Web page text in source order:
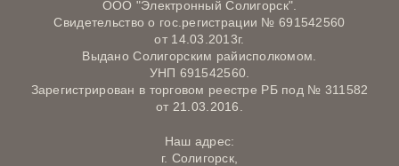
ООО "Электронный Солигорск".
Свидетельство о гос.регистрации № 691542560
от 14.03.2013г.
Выдано Солигорским райисполкомом.
УНП 691542560.
Зарегистрирован в торговом реестре РБ под № 311582
от 21.03.2016.
Наш адрес:
г. Солигорск,